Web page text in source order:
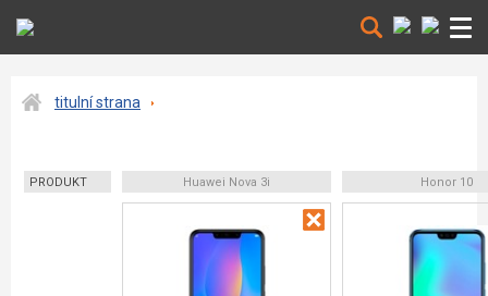
titulní strana
PRODUKT Huawei Nova 3i Honor 10